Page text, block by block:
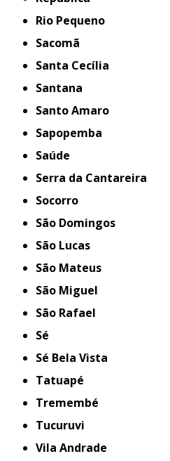
Rio Pequeno
Sacomã
Santa Cecília
Santana
Santo Amaro
Sapopemba
Saúde
Serra da Cantareira
Socorro
São Domingos
São Lucas
São Mateus
São Miguel
São Rafael
Sé
Sé Bela Vista
Tatuapé
Tremembé
Tucuruvi
Vila Andrade